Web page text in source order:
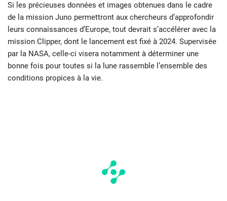
Si les précieuses données et images obtenues dans le cadre
de la mission Juno permettront aux chercheurs d’approfondir
leurs connaissances d’Europe, tout devrait s’accélérer avec la
mission Clipper, dont le lancement est fixé à 2024. Supervisée
par la NASA, celle-ci visera notamment à déterminer une
bonne fois pour toutes si la lune rassemble l’ensemble des
conditions propices à la vie.